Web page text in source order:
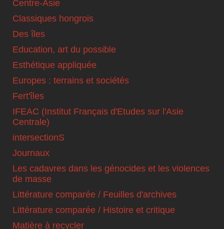
Centre-Asie
Classiques hongrois
Des îles
Education, art du possible
Esthétique appliquée
Europes : terrains et sociétés
Fert'îles
IFEAC (Institut Français d'Etudes sur l'Asie
Centrale)
intersectionS
Journaux
Les cadavres dans les génocides et les violences
de masse
Littérature comparée / Feuilles d'archives
Littérature comparée / Histoire et critique
Matière à recycler